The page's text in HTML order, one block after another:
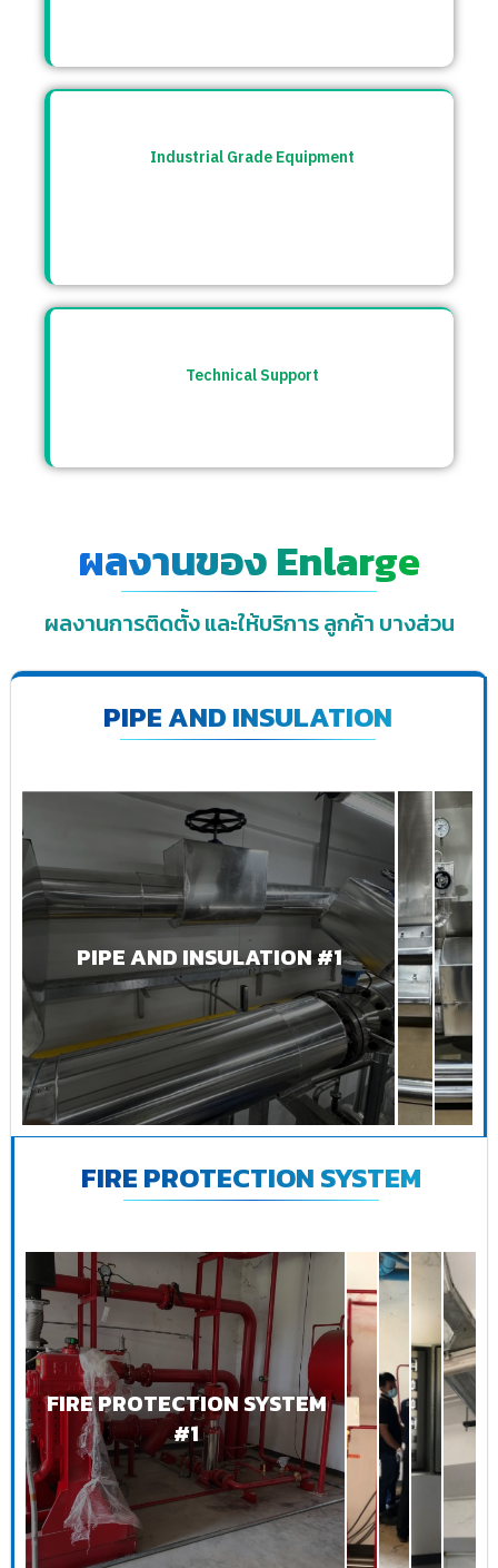
Industrial Grade Equipment
Technical Support
ผลงานของ Enlarge
ผลงานการติดตั้ง และให้บริการ ลูกค้า บางส่วน
PIPE AND INSULATION
PIPE AND INSULATION #1
FIRE PROTECTION SYSTEM
FIRE PROTECTION SYSTEM
#1